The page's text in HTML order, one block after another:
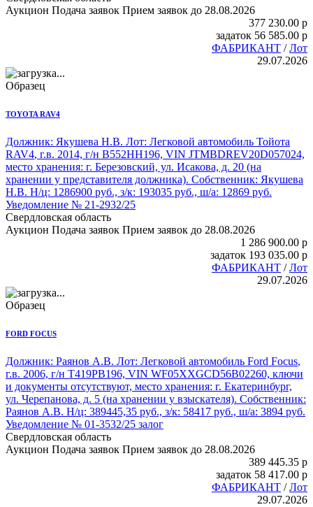
Аукцион Подача заявок Прием заявок до 28.08.2026
377 230.00 p
задаток 56 585.00 p
ФАБРИКАНТ /Лот
29.07.2026
Образец
TOYOTA RAV4
Должник: Якушева Н.В. Лот: Легковой автомобиль Тойота
RAV4, г.в. 2014, г/н В552НН196, VIN JTMBDREV20D057024,
место хранения: г. Березовский, ул. Исакова, д. 20 (на
хранении у представителя должника). Собственник: Якушева
Н.В. Н/ц: 1286900 руб., з/к: 193035 руб., ш/а: 12869 руб.
Уведомление № 21-2932/25
Свердловская область
Аукцион Подача заявок Прием заявок до 28.08.2026
1 286 900.00 p
задаток 193 035.00 p
ФАБРИКАНТ /Лот
29.07.2026
Образец
FORD FOCUS
Должник: Раянов А.В. Лот: Легковой автомобиль Ford Focus,
г.в. 2006, г/н Т419РВ196, VIN WF05XXGCD56B02260, ключи
и документы отсутствуют, место хранения: г. Екатеринбург,
ул. Черепанова, д. 5 (на хранении у взыскателя). Собственник:
Раянов А.В. Н/ц: 389445,35 руб., з/к: 58417 руб., ш/а: 3894 руб.
Уведомление № 01-3532/25 залог
Свердловская область
Аукцион Подача заявок Прием заявок до 28.08.2026
389 445.35 p
задаток 58 417.00 p
ФАБРИКАНТ /Лот
29.07.2026